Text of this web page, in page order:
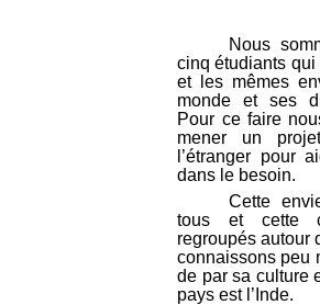
Nous
cinq étudiants
et les mêmes
monde et ses
Pour ce faire
mener un
l’étranger pour
dans le besoin.
Cette
tous et cette
regroupés autour
connaissons peu
de par sa culture
pays est l’Inde.